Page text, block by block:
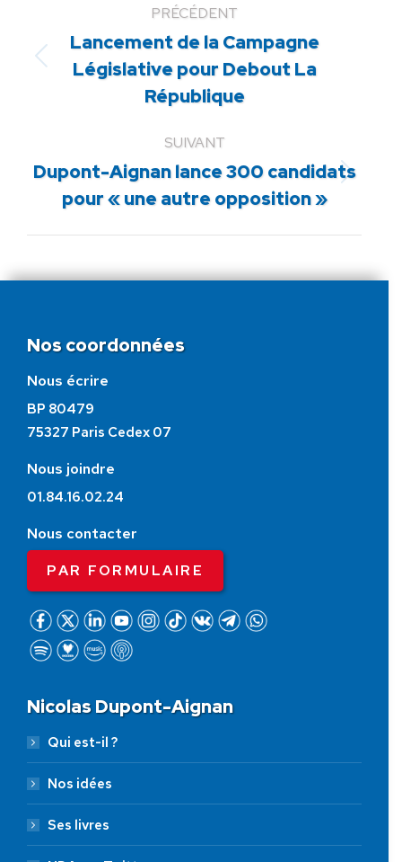
PRÉCÉDENT
Article
précédent
:
Lancement de la Campagne
Législative pour Debout La
République
SUIVANT
Article
suivant
Dupont-Aignan lance 300 candidats
pour « une autre opposition »
Nos coordonnées
Nous écrire
BP 80479
75327 Paris Cedex 07
Nous joindre
01.84.16.02.24
Nous contacter
PAR FORMULAIRE
Nicolas Dupont-Aignan
Qui est-il ?
Nos idées
Ses livres